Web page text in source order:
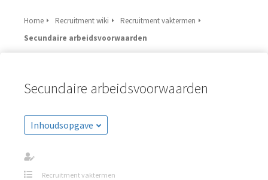
Home Recruitment wiki
Recruitment vaktermen
Secundaire arbeidsvoorwaarden
Secundaire arbeidsvoorwaarden
Inhoudsopgave
Recruitment vaktermen